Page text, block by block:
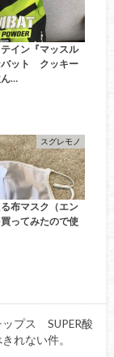
イン『マッスル
ット クッキー
ん…
スグレモノ
布マスク（エン
ってみたので使
ップス SUPER酸
れない件。